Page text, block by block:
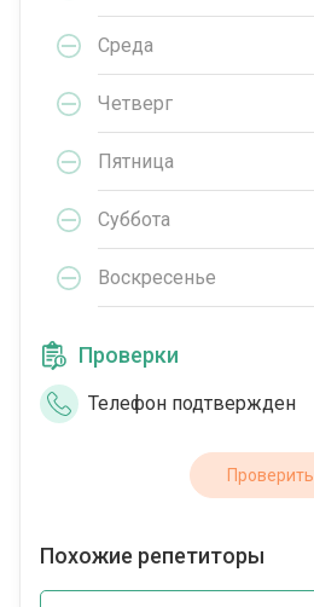
Среда
Четверг
Пятница
Суббота
Воскресенье
Проверки
Телефон подтвержден
Проверить
Похожие репетиторы